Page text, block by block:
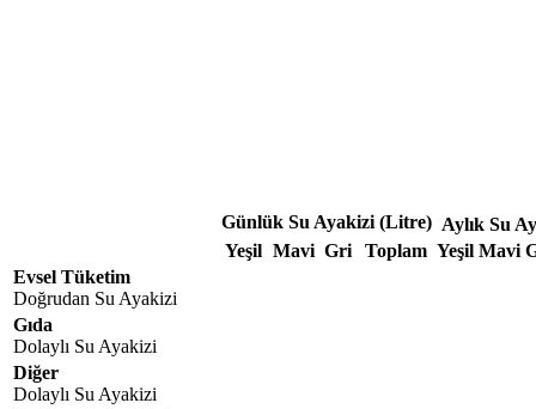
Günlük Su Ayakizi (Litre) Aylık Su
Yeşil Mavi Gri Toplam Yeşil Mavi
Evsel Tüketim
Doğrudan Su Ayakizi
Gıda
Dolaylı Su Ayakizi
Diğer
Dolaylı Su Ayakizi